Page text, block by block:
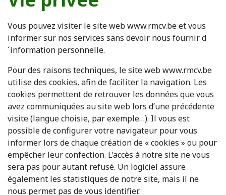
Vous pouvez visiter le site web www.rmcv.be et vous
informer sur nos services sans devoir nous fournir d
´information personnelle.
Pour des raisons techniques, le site web www.rmcv.be
utilise des cookies, afin de faciliter la navigation. Les
cookies permettent de retrouver les données que vous
avez communiquées au site web lors d’une précédente
visite (langue choisie, par exemple…). Il vous est
possible de configurer votre navigateur pour vous
informer lors de chaque création de « cookies » ou pour
empêcher leur confection. L’accès à notre site ne vous
sera pas pour autant refusé. Un logiciel assure
également les statistiques de notre site, mais il ne
nous permet pas de vous identifier.